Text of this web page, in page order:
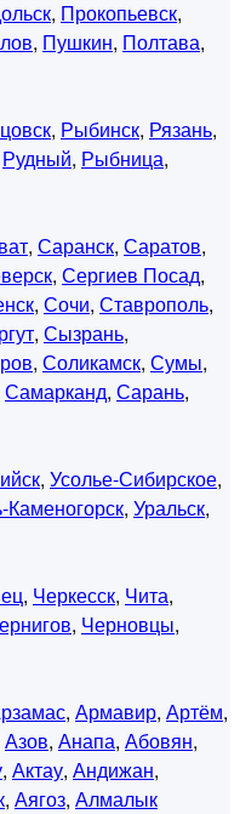
, Прокопьевск,
, Пушкин, Полтава,
, Рыбинск, Рязань,
Рудный, Рыбница,
, Саранск, Саратов,
, Сергиев Посад,
, Сочи, Ставрополь,
, Сызрань,
, Соликамск, Сумы,
Самарканд, Сарань,
, Усолье-Сибирское,
Каменогорск, Уральск,
, Черкесск, Чита,
, Черновцы,
, Армавир, Артём,
Азов, Анапа, Абовян,
, Актау, Андижан,
, Аягоз, Алмалык